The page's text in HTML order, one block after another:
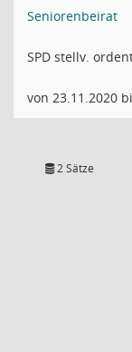
Seniorenbeirat
SPD stellv.
von 23.11.2020
2 Sätze